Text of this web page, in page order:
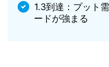
1.3到達：プット
ードが強まる